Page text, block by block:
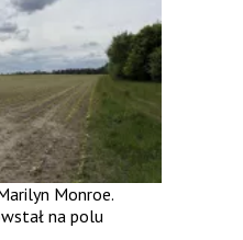
Monroe.
na polu